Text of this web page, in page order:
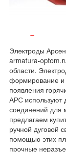
Электроды
armatura-
области.
формирование и
появления
АРС используют
соединений для
предлагаем
ручной дуговой
помощью этих
прочные